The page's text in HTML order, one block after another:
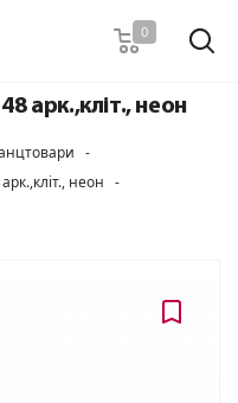
0
арк.,кліт., неон
-
неон -